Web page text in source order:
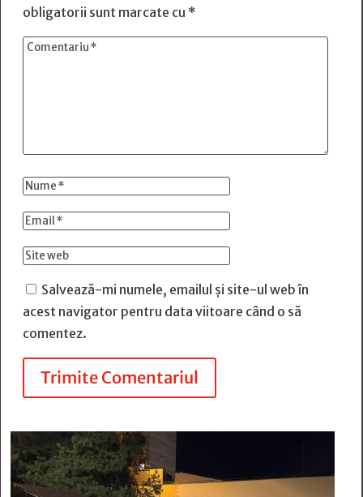
obligatorii sunt marcate cu *
Salvează-mi numele, emailul și site-ul web în
acest navigator pentru data viitoare când o să
comentez.
Trimite Comentariul